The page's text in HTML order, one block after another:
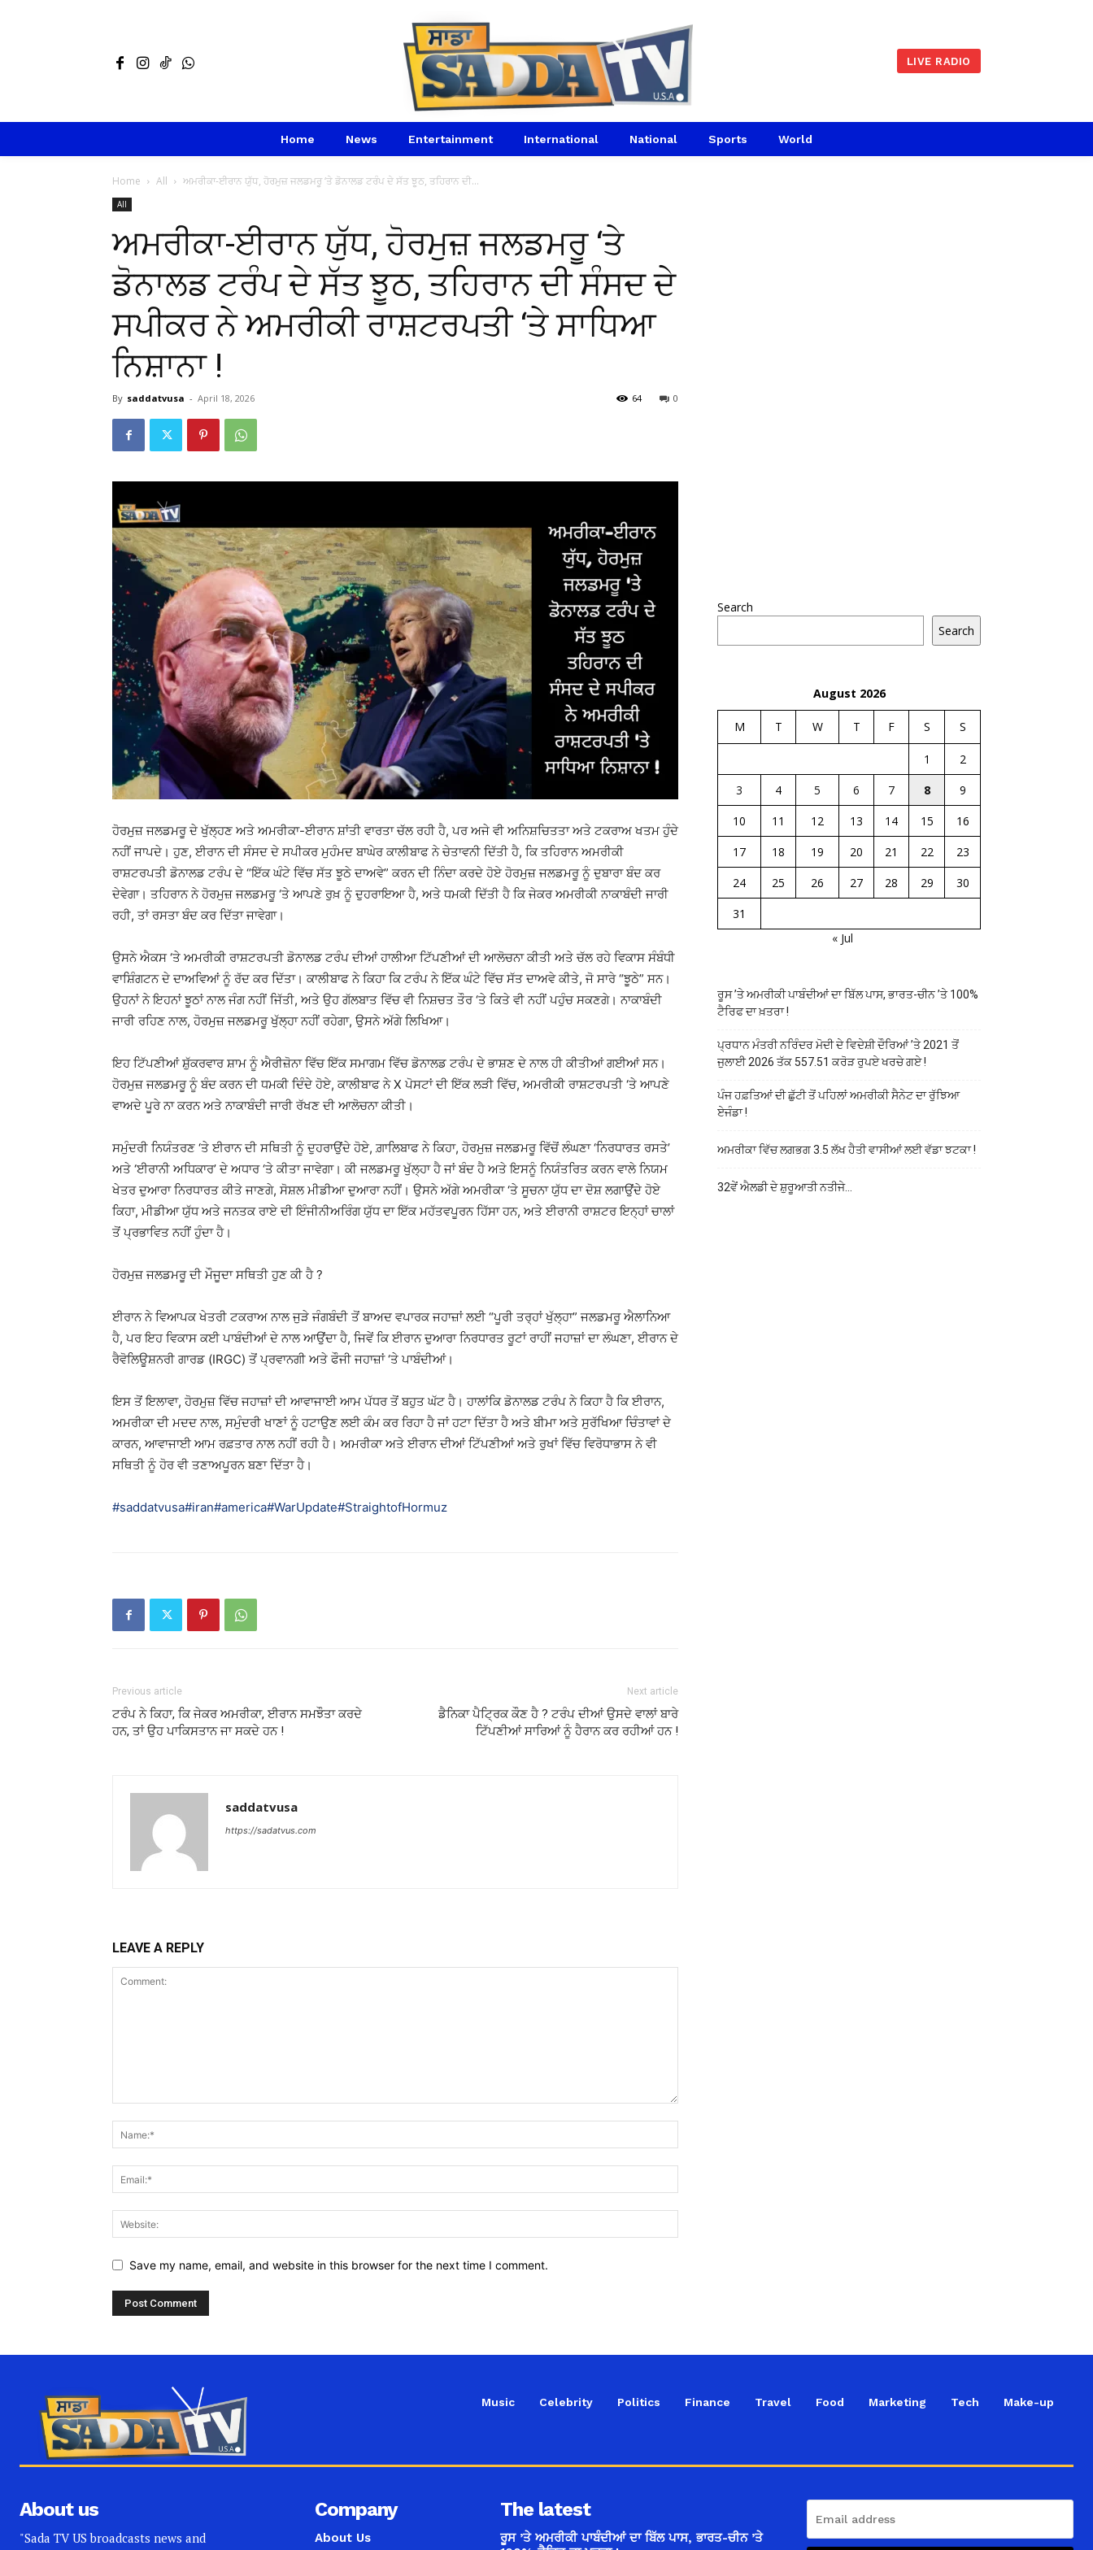
LIVE RADIO
Home News Entertainment International National Sports World
Home All ਅਮਰੀਕਾ-ਈਰਾਨ ਯੁੱਧ, ਹੋਰਮੁਜ਼ ਜਲਡਮਰੂ ‘ਤੇ ਡੋਨਾਲਡ ਟਰੰਪ ਦੇ ਸੱਤ ਝੂਠ, ਤਹਿਰਾਨ ਦੀ...
All
ਅਮਰੀਕਾ-ਈਰਾਨ ਯੁੱਧ, ਹੋਰਮੁਜ਼ ਜਲਡਮਰੂ ‘ਤੇ
ਡੋਨਾਲਡ ਟਰੰਪ ਦੇ ਸੱਤ ਝੂਠ, ਤਹਿਰਾਨ ਦੀ ਸੰਸਦ ਦੇ
ਸਪੀਕਰ ਨੇ ਅਮਰੀਕੀ ਰਾਸ਼ਟਰਪਤੀ ‘ਤੇ ਸਾਧਿਆ
ਨਿਸ਼ਾਨਾ !
By saddatvusa - April 18, 2026 0
64
ਹੋਰਮੁਜ਼ ਜਲਡਮਰੂ ਦੇ ਖੁੱਲ੍ਹਣ ਅਤੇ ਅਮਰੀਕਾ-ਈਰਾਨ ਸ਼ਾਂਤੀ ਵਾਰਤਾ ਚੱਲ ਰਹੀ ਹੈ, ਪਰ ਅਜੇ ਵੀ ਅਨਿਸ਼ਚਿਤਤਾ ਅਤੇ ਟਕਰਾਅ ਖਤਮ ਹੁੰਦੇ
ਨਹੀਂ ਜਾਪਦੇ। ਹੁਣ, ਈਰਾਨ ਦੀ ਸੰਸਦ ਦੇ ਸਪੀਕਰ ਮੁਹੰਮਦ ਬਾਘੇਰ ਕਾਲੀਬਾਫ ਨੇ ਚੇਤਾਵਨੀ ਦਿੱਤੀ ਹੈ, ਕਿ ਤਹਿਰਾਨ ਅਮਰੀਕੀ
ਰਾਸ਼ਟਰਪਤੀ ਡੋਨਾਲਡ ਟਰੰਪ ਦੇ “ਇੱਕ ਘੰਟੇ ਵਿੱਚ ਸੱਤ ਝੂਠੇ ਦਾਅਵੇ” ਕਰਨ ਦੀ ਨਿੰਦਾ ਕਰਦੇ ਹੋਏ ਹੋਰਮੁਜ਼ ਜਲਡਮਰੂ ਨੂੰ ਦੁਬਾਰਾ ਬੰਦ ਕਰ
ਦੇਵੇਗਾ। ਤਹਿਰਾਨ ਨੇ ਹੋਰਮੁਜ਼ ਜਲਡਮਰੂ ‘ਤੇ ਆਪਣੇ ਰੁਖ਼ ਨੂੰ ਦੁਹਰਾਇਆ ਹੈ, ਅਤੇ ਧਮਕੀ ਦਿੱਤੀ ਹੈ ਕਿ ਜੇਕਰ ਅਮਰੀਕੀ ਨਾਕਾਬੰਦੀ ਜਾਰੀ
ਰਹੀ, ਤਾਂ ਰਸਤਾ ਬੰਦ ਕਰ ਦਿੱਤਾ ਜਾਵੇਗਾ।
ਉਸਨੇ ਐਕਸ ‘ਤੇ ਅਮਰੀਕੀ ਰਾਸ਼ਟਰਪਤੀ ਡੋਨਾਲਡ ਟਰੰਪ ਦੀਆਂ ਹਾਲੀਆ ਟਿੱਪਣੀਆਂ ਦੀ ਆਲੋਚਨਾ ਕੀਤੀ ਅਤੇ ਚੱਲ ਰਹੇ ਵਿਕਾਸ ਸੰਬੰਧੀ
ਵਾਸ਼ਿੰਗਟਨ ਦੇ ਦਾਅਵਿਆਂ ਨੂੰ ਰੱਦ ਕਰ ਦਿੱਤਾ। ਕਾਲੀਬਾਫ ਨੇ ਕਿਹਾ ਕਿ ਟਰੰਪ ਨੇ ਇੱਕ ਘੰਟੇ ਵਿੱਚ ਸੱਤ ਦਾਅਵੇ ਕੀਤੇ, ਜੋ ਸਾਰੇ “ਝੂਠੇ” ਸਨ।
ਉਹਨਾਂ ਨੇ ਇਹਨਾਂ ਝੂਠਾਂ ਨਾਲ ਜੰਗ ਨਹੀਂ ਜਿੱਤੀ, ਅਤੇ ਉਹ ਗੱਲਬਾਤ ਵਿੱਚ ਵੀ ਨਿਸ਼ਚਤ ਤੌਰ ‘ਤੇ ਕਿਤੇ ਵੀ ਨਹੀਂ ਪਹੁੰਚ ਸਕਣਗੇ। ਨਾਕਾਬੰਦੀ
ਜਾਰੀ ਰਹਿਣ ਨਾਲ, ਹੋਰਮੁਜ਼ ਜਲਡਮਰੂ ਖੁੱਲ੍ਹਾ ਨਹੀਂ ਰਹੇਗਾ, ਉਸਨੇ ਅੱਗੇ ਲਿਖਿਆ।
ਇਹ ਟਿੱਪਣੀਆਂ ਸ਼ੁੱਕਰਵਾਰ ਸ਼ਾਮ ਨੂੰ ਐਰੀਜ਼ੋਨਾ ਵਿੱਚ ਇੱਕ ਸਮਾਗਮ ਵਿੱਚ ਡੋਨਾਲਡ ਟਰੰਪ ਦੇ ਭਾਸ਼ਣ ਦੇ ਨਾਲ ਹੀ ਕੀਤੀਆਂ ਗਈਆਂ ਸਨ।
ਹੋਰਮੁਜ਼ ਜਲਡਮਰੂ ਨੂੰ ਬੰਦ ਕਰਨ ਦੀ ਧਮਕੀ ਦਿੰਦੇ ਹੋਏ, ਕਾਲੀਬਾਫ ਨੇ X ਪੋਸਟਾਂ ਦੀ ਇੱਕ ਲੜੀ ਵਿੱਚ, ਅਮਰੀਕੀ ਰਾਸ਼ਟਰਪਤੀ ‘ਤੇ ਆਪਣੇ
ਵਾਅਦੇ ਪੂਰੇ ਨਾ ਕਰਨ ਅਤੇ ਨਾਕਾਬੰਦੀ ਜਾਰੀ ਰੱਖਣ ਦੀ ਆਲੋਚਨਾ ਕੀਤੀ।
ਸਮੁੰਦਰੀ ਨਿਯੰਤਰਣ ‘ਤੇ ਈਰਾਨ ਦੀ ਸਥਿਤੀ ਨੂੰ ਦੁਹਰਾਉਂਦੇ ਹੋਏ, ਗ਼ਾਲਿਬਾਫ ਨੇ ਕਿਹਾ, ਹੋਰਮੁਜ਼ ਜਲਡਮਰੂ ਵਿੱਚੋਂ ਲੰਘਣਾ ‘ਨਿਰਧਾਰਤ ਰਸਤੇ’
ਅਤੇ ‘ਈਰਾਨੀ ਅਧਿਕਾਰ’ ਦੇ ਅਧਾਰ ‘ਤੇ ਕੀਤਾ ਜਾਵੇਗਾ। ਕੀ ਜਲਡਮਰੂ ਖੁੱਲ੍ਹਾ ਹੈ ਜਾਂ ਬੰਦ ਹੈ ਅਤੇ ਇਸਨੂੰ ਨਿਯੰਤਰਿਤ ਕਰਨ ਵਾਲੇ ਨਿਯਮ
ਖੇਤਰ ਦੁਆਰਾ ਨਿਰਧਾਰਤ ਕੀਤੇ ਜਾਣਗੇ, ਸੋਸ਼ਲ ਮੀਡੀਆ ਦੁਆਰਾ ਨਹੀਂ। ਉਸਨੇ ਅੱਗੇ ਅਮਰੀਕਾ ‘ਤੇ ਸੂਚਨਾ ਯੁੱਧ ਦਾ ਦੋਸ਼ ਲਗਾਉਂਦੇ ਹੋਏ
ਕਿਹਾ, ਮੀਡੀਆ ਯੁੱਧ ਅਤੇ ਜਨਤਕ ਰਾਏ ਦੀ ਇੰਜੀਨੀਅਰਿੰਗ ਯੁੱਧ ਦਾ ਇੱਕ ਮਹੱਤਵਪੂਰਨ ਹਿੱਸਾ ਹਨ, ਅਤੇ ਈਰਾਨੀ ਰਾਸ਼ਟਰ ਇਨ੍ਹਾਂ ਚਾਲਾਂ
ਤੋਂ ਪ੍ਰਭਾਵਿਤ ਨਹੀਂ ਹੁੰਦਾ ਹੈ।
ਹੋਰਮੁਜ਼ ਜਲਡਮਰੂ ਦੀ ਮੌਜੂਦਾ ਸਥਿਤੀ ਹੁਣ ਕੀ ਹੈ ?
ਈਰਾਨ ਨੇ ਵਿਆਪਕ ਖੇਤਰੀ ਟਕਰਾਅ ਨਾਲ ਜੁੜੇ ਜੰਗਬੰਦੀ ਤੋਂ ਬਾਅਦ ਵਪਾਰਕ ਜਹਾਜ਼ਾਂ ਲਈ “ਪੂਰੀ ਤਰ੍ਹਾਂ ਖੁੱਲ੍ਹਾ” ਜਲਡਮਰੂ ਐਲਾਨਿਆ
ਹੈ, ਪਰ ਇਹ ਵਿਕਾਸ ਕਈ ਪਾਬੰਦੀਆਂ ਦੇ ਨਾਲ ਆਉਂਦਾ ਹੈ, ਜਿਵੇਂ ਕਿ ਈਰਾਨ ਦੁਆਰਾ ਨਿਰਧਾਰਤ ਰੂਟਾਂ ਰਾਹੀਂ ਜਹਾਜ਼ਾਂ ਦਾ ਲੰਘਣਾ, ਈਰਾਨ ਦੇ
ਰੈਵੋਲਿਊਸ਼ਨਰੀ ਗਾਰਡ (IRGC) ਤੋਂ ਪ੍ਰਵਾਨਗੀ ਅਤੇ ਫੌਜੀ ਜਹਾਜ਼ਾਂ ‘ਤੇ ਪਾਬੰਦੀਆਂ।
ਇਸ ਤੋਂ ਇਲਾਵਾ, ਹੋਰਮੁਜ਼ ਵਿੱਚ ਜਹਾਜ਼ਾਂ ਦੀ ਆਵਾਜਾਈ ਆਮ ਪੱਧਰ ਤੋਂ ਬਹੁਤ ਘੱਟ ਹੈ। ਹਾਲਾਂਕਿ ਡੋਨਾਲਡ ਟਰੰਪ ਨੇ ਕਿਹਾ ਹੈ ਕਿ ਈਰਾਨ,
ਅਮਰੀਕਾ ਦੀ ਮਦਦ ਨਾਲ, ਸਮੁੰਦਰੀ ਖਾਣਾਂ ਨੂੰ ਹਟਾਉਣ ਲਈ ਕੰਮ ਕਰ ਰਿਹਾ ਹੈ ਜਾਂ ਹਟਾ ਦਿੱਤਾ ਹੈ ਅਤੇ ਬੀਮਾ ਅਤੇ ਸੁਰੱਖਿਆ ਚਿੰਤਾਵਾਂ ਦੇ
ਕਾਰਨ, ਆਵਾਜਾਈ ਆਮ ਰਫ਼ਤਾਰ ਨਾਲ ਨਹੀਂ ਰਹੀ ਹੈ। ਅਮਰੀਕਾ ਅਤੇ ਈਰਾਨ ਦੀਆਂ ਟਿੱਪਣੀਆਂ ਅਤੇ ਰੁਖਾਂ ਵਿੱਚ ਵਿਰੋਧਾਭਾਸ ਨੇ ਵੀ
ਸਥਿਤੀ ਨੂੰ ਹੋਰ ਵੀ ਤਣਾਅਪੂਰਨ ਬਣਾ ਦਿੱਤਾ ਹੈ।
#saddatvusa#iran#america#WarUpdate#StraightofHormuz
Previous article
ਟਰੰਪ ਨੇ ਕਿਹਾ, ਕਿ ਜੇਕਰ ਅਮਰੀਕਾ, ਈਰਾਨ ਸਮਝੌਤਾ ਕਰਦੇ
ਹਨ, ਤਾਂ ਉਹ ਪਾਕਿਸਤਾਨ ਜਾ ਸਕਦੇ ਹਨ !
Next article
ਡੈਨਿਕਾ ਪੈਟ੍ਰਿਕ ਕੌਣ ਹੈ ? ਟਰੰਪ ਦੀਆਂ ਉਸਦੇ ਵਾਲਾਂ ਬਾਰੇ
ਟਿੱਪਣੀਆਂ ਸਾਰਿਆਂ ਨੂੰ ਹੈਰਾਨ ਕਰ ਰਹੀਆਂ ਹਨ !
saddatvusa
https://sadatvus.com
LEAVE A REPLY
Save my name, email, and website in this browser for the next time I comment.
Search
Search
August 2026
M T W T F S S
1
2
3
4 5 6 7 8
9
10
11 12 13 14 15
16
17
18 19 20 21 22
23
24
25 26 27 28 29
30
31
« Jul
ਰੂਸ ’ਤੇ ਅਮਰੀਕੀ ਪਾਬੰਦੀਆਂ ਦਾ ਬਿੱਲ ਪਾਸ, ਭਾਰਤ-ਚੀਨ ’ਤੇ 100%
ਟੈਰਿਫ ਦਾ ਖ਼ਤਰਾ !
ਪ੍ਰਧਾਨ ਮੰਤਰੀ ਨਰਿੰਦਰ ਮੋਦੀ ਦੇ ਵਿਦੇਸ਼ੀ ਦੌਰਿਆਂ ’ਤੇ 2021 ਤੋਂ
ਜੁਲਾਈ 2026 ਤੱਕ 557.51 ਕਰੋੜ ਰੁਪਏ ਖਰਚੇ ਗਏ !
ਪੰਜ ਹਫ਼ਤਿਆਂ ਦੀ ਛੁੱਟੀ ਤੋਂ ਪਹਿਲਾਂ ਅਮਰੀਕੀ ਸੈਨੇਟ ਦਾ ਰੁੱਝਿਆ
ਏਜੰਡਾ !
ਅਮਰੀਕਾ ਵਿੱਚ ਲਗਭਗ 3.5 ਲੱਖ ਹੈਤੀ ਵਾਸੀਆਂ ਲਈ ਵੱਡਾ ਝਟਕਾ !
32ਵੇਂ ਐਲਡੀ ਦੇ ਸ਼ੁਰੂਆਤੀ ਨਤੀਜੇ…
Music Celebrity Politics Finance Travel Food Marketing Tech Make-up
About us
"Sada TV US broadcasts news and
Company
About Us
The latest
ਰੂਸ ’ਤੇ ਅਮਰੀਕੀ ਪਾਬੰਦੀਆਂ ਦਾ ਬਿੱਲ ਪਾਸ, ਭਾਰਤ-ਚੀਨ ’ਤੇ